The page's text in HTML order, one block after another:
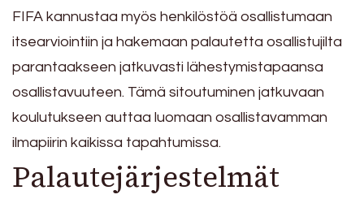
FIFA kannustaa myös henkilöstöä osallistumaan
itsearviointiin ja hakemaan palautetta osallistujilta
parantaakseen jatkuvasti lähestymistapaansa
osallistavuuteen. Tämä sitoutuminen jatkuvaan
koulutukseen auttaa luomaan osallistavamman
ilmapiirin kaikissa tapahtumissa.
Palautejärjestelmät